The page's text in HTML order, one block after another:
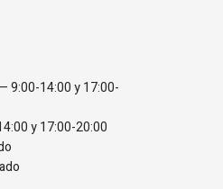
9:00-14:00 y 17:00-
y 17:00-20:00